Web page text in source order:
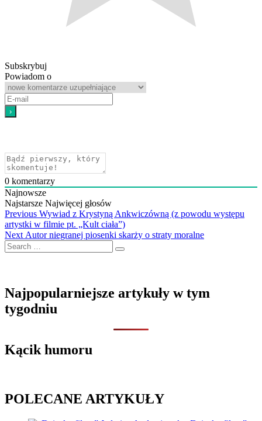
Subskrybuj
Powiadom o
0 komentarzy
Najnowsze
Najstarsze Najwięcej głosów
Nawigacja
wpisu
Previous Previous
post:
Wywiad z Krystyną Ankwiczówną (z powodu występu
artystki w filmie pt. „Kult ciała”)
Next Next
post:
Autor niegranej piosenki skarży o straty moralne
Search
…
Najpopularniejsze artykuły w tym
tygodniu
Kącik humoru
POLECANE ARTYKUŁY